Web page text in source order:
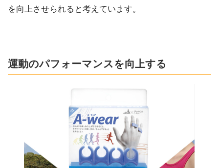
を向上させられると考えています。
運動のパフォーマンスを向上する